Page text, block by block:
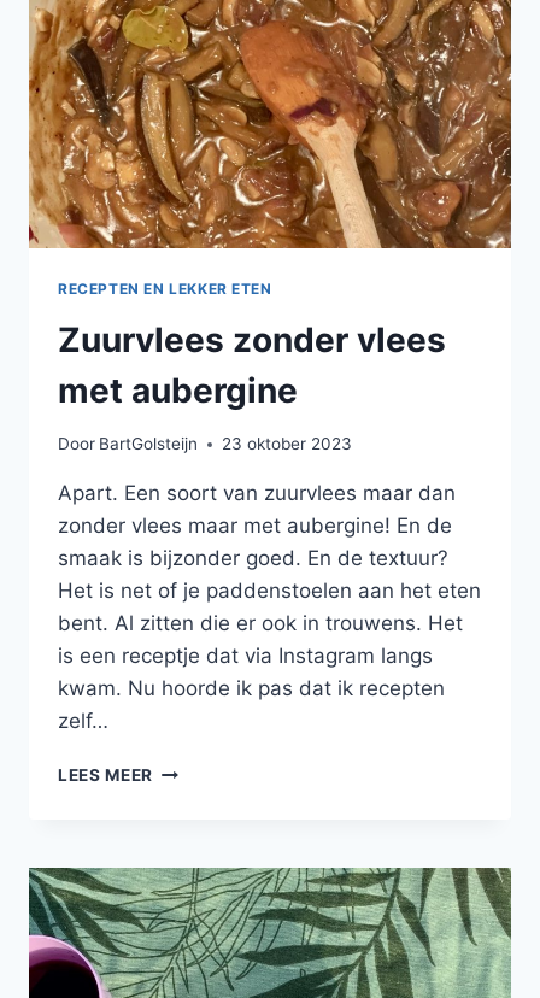
RECEPTEN EN LEKKER ETEN
Zuurvlees zonder vlees
met aubergine
Door BartGolsteijn 23 oktober 2023
Apart. Een soort van zuurvlees maar dan
zonder vlees maar met aubergine! En de
smaak is bijzonder goed. En de textuur?
Het is net of je paddenstoelen aan het eten
bent. Al zitten die er ook in trouwens. Het
is een receptje dat via Instagram langs
kwam. Nu hoorde ik pas dat ik recepten
zelf…
LEES MEER ZUURVLEES
AUBERGINE